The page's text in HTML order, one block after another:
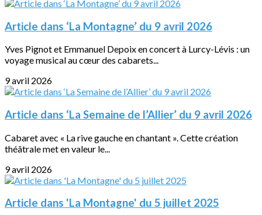
Article dans ‘La Montagne’ du 9 avril 2026
Yves Pignot et Emmanuel Depoix en concert à Lurcy-Lévis : un
voyage musical au cœur des cabarets...
9 avril 2026
Article dans ‘La Semaine de l’Allier’ du 9 avril 2026
Cabaret avec « La rive gauche en chantant ». Cette création
théâtrale met en valeur le...
9 avril 2026
Article dans 'La Montagne' du 5 juillet 2025